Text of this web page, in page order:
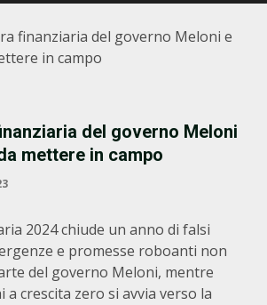
finanziaria del governo Meloni e
in campo
del governo Meloni
mettere in campo
2024 chiude un anno di falsi
e promesse roboanti non
del governo Meloni, mentre
a crescita zero si avvia verso la